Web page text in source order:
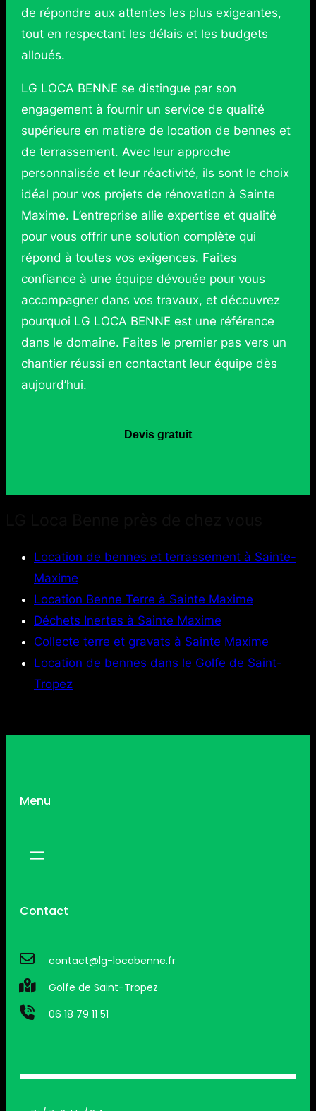
de répondre aux attentes les plus exigeantes,
tout en respectant les délais et les budgets
alloués.
LG LOCA BENNE se distingue par son
engagement à fournir un service de qualité
supérieure en matière de location de bennes et
de terrassement. Avec leur approche
personnalisée et leur réactivité, ils sont le choix
idéal pour vos projets de rénovation à Sainte
Maxime. L’entreprise allie expertise et qualité
pour vous offrir une solution complète qui
répond à toutes vos exigences. Faites
confiance à une équipe dévouée pour vous
accompagner dans vos travaux, et découvrez
pourquoi LG LOCA BENNE est une référence
dans le domaine. Faites le premier pas vers un
chantier réussi en contactant leur équipe dès
aujourd’hui.
Devis gratuit
Location de bennes et terrassement à Sainte-
Maxime
Location Benne Terre à Sainte Maxime
Déchets Inertes à Sainte Maxime
Collecte terre et gravats à Sainte Maxime
Location de bennes dans le Golfe de Saint-
Tropez
Menu
Contact
contact@lg-locabenne.fr
Golfe de Saint-Tropez
06 18 79 11 51